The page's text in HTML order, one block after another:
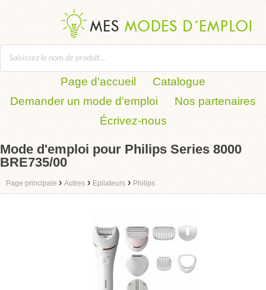
Page d'accueil
Catalogue
Demander un mode d'emploi
Nos partenaires
Écrivez-nous
Mode d'emploi pour Philips Series 8000
BRE735/00
Page principale › Autres › Epilateurs › Philips